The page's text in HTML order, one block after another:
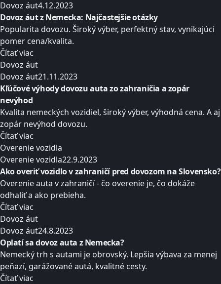
Dovoz áut4.12.2023
Dovoz áut z Nemecka: Najčastejšie otázky
Popularita dovozu. Široký výber, perfektný stav, vynikajúci
pomer cena/kvalita.
Čítať viac
Dovoz áut
Dovoz áut21.11.2023
Kľúčové výhody dovozu auta zo zahraničia a zopár
nevýhod
Kvalita nemeckých vozidiel, široký výber, výhodná cena. A aj
zopár nevýhod dovozu.
Čítať viac
Overenie vozidla
Overenie vozidla22.9.2023
Ako overiť vozidlo v zahraničí pred dovozom na Slovensko?
Overenie auta v zahraničí - čo overenie je, čo dokáže
odhaliť a ako prebieha.
Čítať viac
Dovoz áut
Dovoz áut24.8.2023
Oplatí sa dovoz auta z Nemecka?
Nemecký trh s autami je obrovský. Lepšia výbava za menej
peňazí, garážované autá, kvalitné cesty.
Čítať viac